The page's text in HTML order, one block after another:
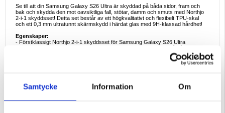
Samtycke Information Om
Se till att din Samsung Galaxy S26 Ultra är skyddad på båda sidor, fram och
bak och skydda den mot oavsiktliga fall, stötar, damm och smuts med Northjo
2-i-1 skyddsset! Detta set består av ett högkvalitativt och flexibelt TPU-skal
och ett 0,3 mm ultratunnt skärmskydd i härdat glas med 9H-klassad hårdhet!
Egenskaper:
- Förstklassigt Northjo 2-i-1 skyddsset för Samsung Galaxy S26 Ultra
- Lättvikt skal i klar design som både skyddar och visar det originella utseendet
- Reptåligt skydd i härdat glas med endast 0,3 mm tjocklek och 9H-klassad
tillverkat av flexibelt TPU som inte kommer gulna med tiden